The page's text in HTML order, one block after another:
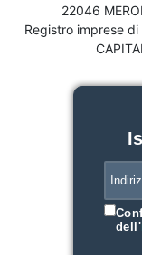
22046
Registro imprese
dell'